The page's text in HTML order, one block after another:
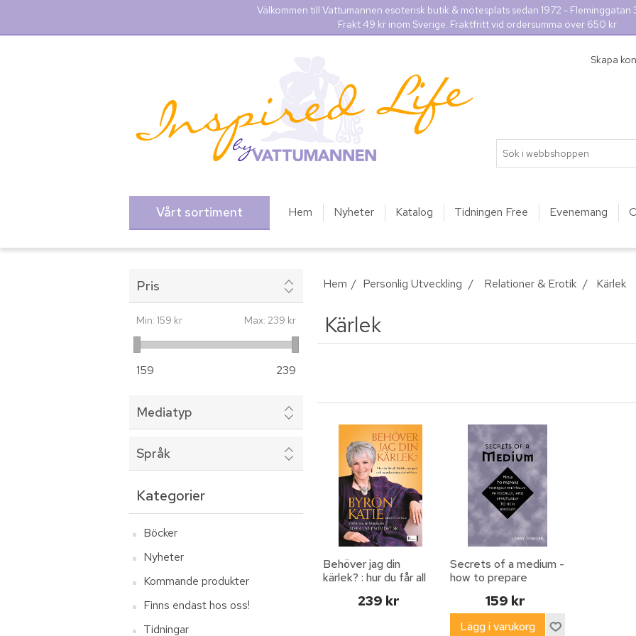
Välkommen till Vattumannen esoterisk butik & mötesplats sedan 1972 - Fleminggatan
Frakt 49 kr inom Sverige. Fraktfritt vid ordersumma över 650 kr
Skapa
Vårt sortiment Hem Nyheter Katalog Tidningen Free Evenemang
Pris
Min: 159 kr Max: 239 kr
159 239
Mediatyp
Språk
Kategorier
Böcker
Nyheter
Kommande produkter
Finns endast hos oss!
Tidningar
Hem / Personlig Utveckling / Relationer & Erotik / Kärlek
Kärlek
Behöver jag din
kärlek? : hur du får all
uppskattning du
239 kr
Secrets of a medium -
how to prepare
physically, and spi
159 kr